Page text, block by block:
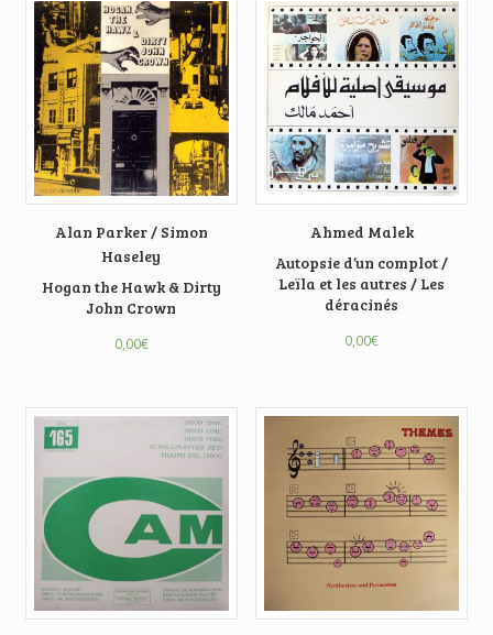
Alan Parker / Simon
Haseley
Hogan the Hawk & Dirty
John Crown
0,00€
Ahmed Malek
Autopsie d’un complot /
Leïla et les autres / Les
déracinés
0,00€